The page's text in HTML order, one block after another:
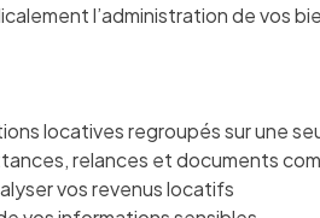
l’administration de vos
locatives regroupés sur une
relances et documents
vos revenus locatifs